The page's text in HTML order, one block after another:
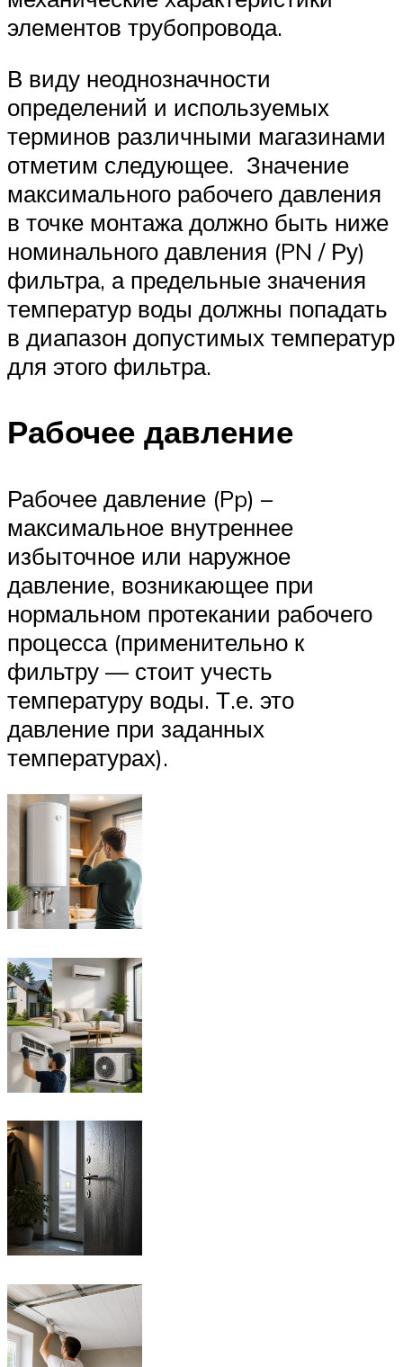
элементов трубопровода.
В виду неоднозначности
определений и используемых
терминов различными магазинами
отметим следующее. Значение
максимального рабочего давления
в точке монтажа должно быть ниже
номинального давления (PN / Ру)
фильтра, а предельные значения
температур воды должны попадать
в диапазон допустимых температур
для этого фильтра.
Рабочее давление
Рабочее давление (Pp) –
максимальное внутреннее
избыточное или наружное
давление, возникающее при
нормальном протекании рабочего
процесса (применительно к
фильтру — стоит учесть
температуру воды. Т.е. это
давление при заданных
температурах).